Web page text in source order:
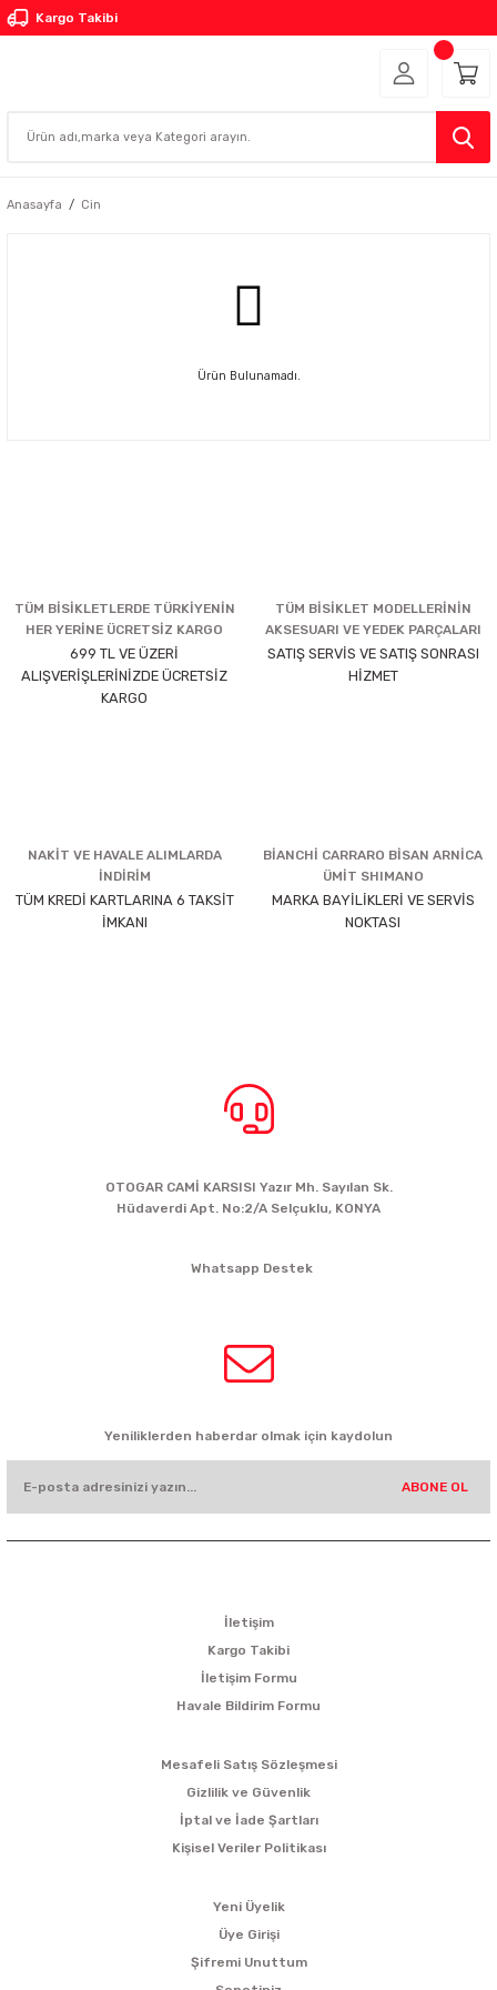
Kargo Takibi
Anasayfa Cin
Ürün Bulunamadı.
TÜM BİSİKLETLERDE TÜRKİYENİN
HER YERİNE ÜCRETSİZ KARGO
699 TL VE ÜZERİ
ALIŞVERİŞLERİNİZDE ÜCRETSİZ
KARGO
TÜM BİSİKLET MODELLERİNİN
AKSESUARI VE YEDEK PARÇALARI
SATIŞ SERVİS VE SATIŞ SONRASI
HİZMET
NAKİT VE HAVALE ALIMLARDA
İNDİRİM
TÜM KREDİ KARTLARINA 6 TAKSİT
İMKANI
BİANCHİ CARRARO BİSAN ARNİCA
ÜMİT SHIMANO
MARKA BAYİLİKLERİ VE SERVİS
NOKTASI
OTOGAR CAMİ KARSISI Yazır Mh. Sayılan Sk.
Hüdaverdi Apt. No:2/A Selçuklu, KONYA
Whatsapp Destek
Yeniliklerden haberdar olmak için kaydolun
ABONE OL
İletişim
Kargo Takibi
İletişim Formu
Havale Bildirim Formu
Mesafeli Satış Sözleşmesi
Gizlilik ve Güvenlik
İptal ve İade Şartları
Kişisel Veriler Politikası
Yeni Üyelik
Üye Girişi
Şifremi Unuttum